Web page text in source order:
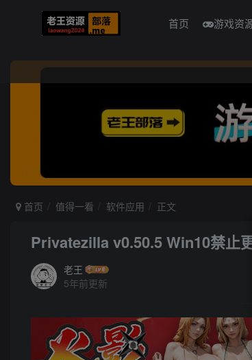
首页 游戏资
首页 值得一看 软件应用 正文
Privatezilla v0.50.5 Win10禁止更
老王
5年前更新